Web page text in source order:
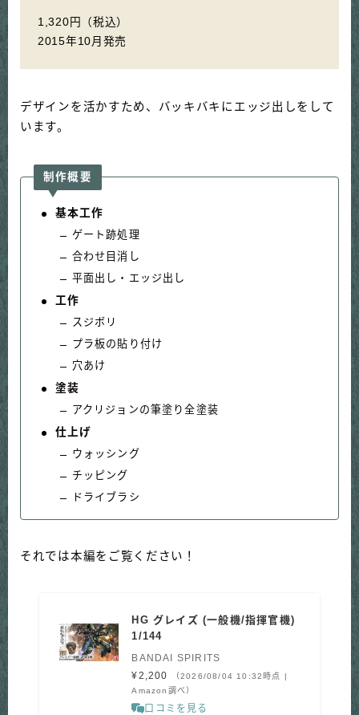
1,320円（税込）
2015年10月発売
デザインを活かすため、バッキバキにエッジ出しをして
います。
制作概要
基本工作
ゲート跡処理
合わせ目消し
平面出し・エッジ出し
工作
スジボリ
プラ板の貼り付け
穴あけ
塗装
アクリジョンの筆塗り全塗装
仕上げ
ウォッシング
チッピング
ドライブラシ
それでは本編をご覧ください！
HG グレイズ (一般機/指揮官機)
1/144
BANDAI SPIRITS
¥2,200
（2026/08/04 10:32時点 |
Amazon調べ）
口コミを見る